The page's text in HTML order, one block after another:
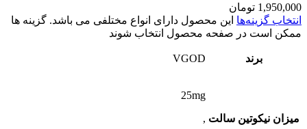
1,950,000 تومان
انتخاب گزینه‌ها این محصول دارای انواع مختلفی می باشد. گزینه ها
ممکن است در صفحه محصول انتخاب شوند
برند VGOD
میزان نیکوتین سالت
25mg
,